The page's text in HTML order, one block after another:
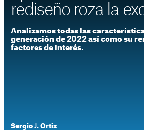
rediseño roza la
Analizamos todas las
generación de 2022 así como su
factores de interés.
Sergio J. Ortiz